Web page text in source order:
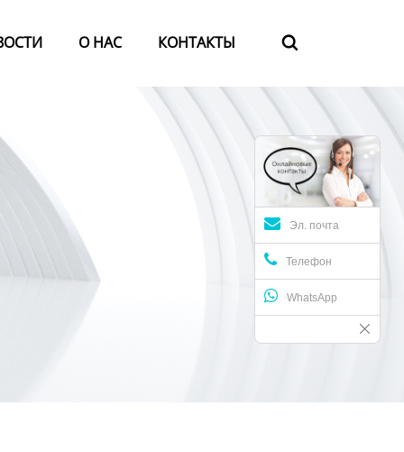
О HАС КОНТАКТЫ 
Эл. почта
Телефон
WhatsApp